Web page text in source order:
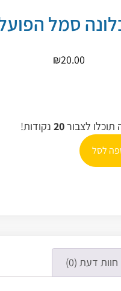
סמל
₪20.00
לצבור20נקודות!
לסל
חוות דעת (0)